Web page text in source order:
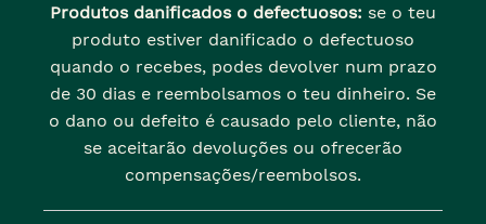
Produtos danificados o defectuosos: se o teu
produto estiver danificado o defectuoso
quando o recebes, podes devolver num prazo
de 30 dias e reembolsamos o teu dinheiro. Se
o dano ou defeito é causado pelo cliente, não
se aceitarão devoluções ou ofrecerão
compensações/reembolsos.